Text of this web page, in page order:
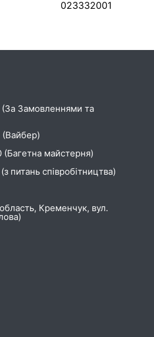
023332001
Замовленнями та
майстерня)
питань співробітництва)
Кременчук, вул.